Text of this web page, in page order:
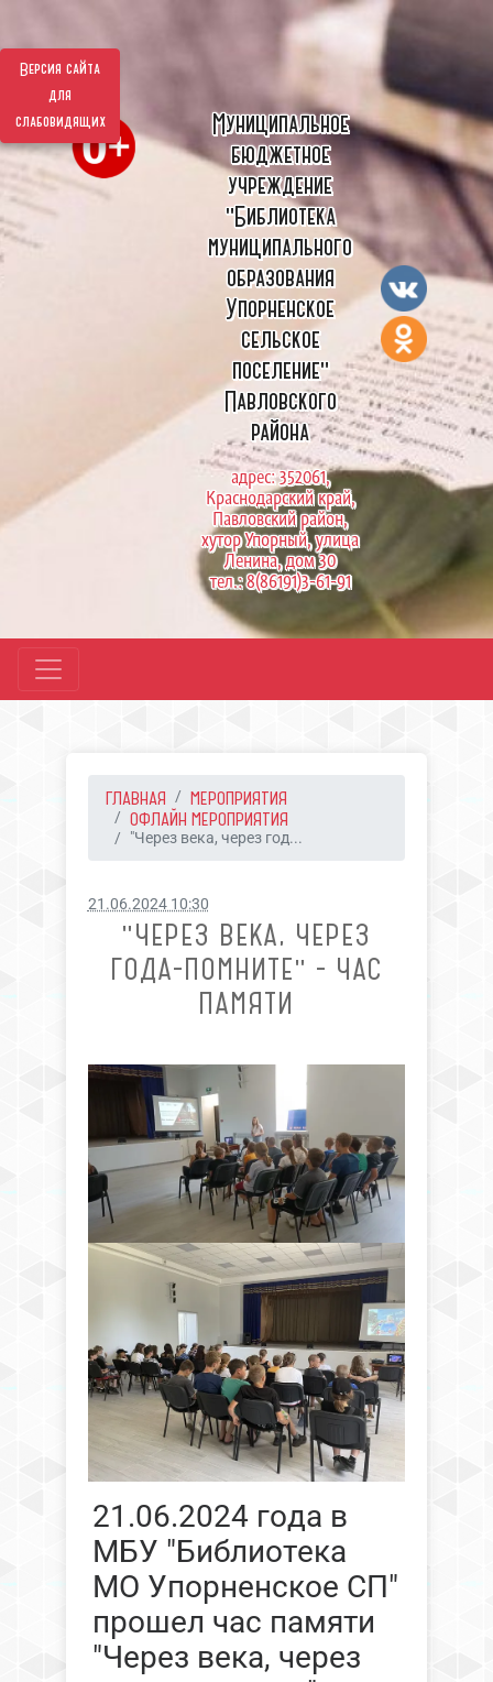
Версия сайта
для
слабовидящих
Муниципальное
бюджетное
учреждение
"Библиотека
муниципального
образования
Упорненское
сельское
поселение"
Павловского
района
адрес: 352061,
Краснодарский край,
Павловский район,
хутор Упорный, улица
Ленина, дом 30
тел.: 8(86191)3-61-91
ГЛАВНАЯ
МЕРОПРИЯТИЯ
ОФЛАЙН МЕРОПРИЯТИЯ
"Через века, через год...
21.06.2024 10:30
"ЧЕРЕЗ ВЕКА, ЧЕРЕЗ
ГОДА-ПОМНИТЕ" - ЧАС
ПАМЯТИ
21.06.2024 года в
МБУ "Библиотека
МО Упорненское СП"
прошел час памяти
"Через века, через